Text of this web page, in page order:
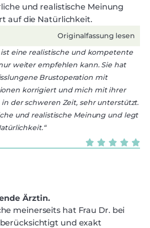
und realistische Meinung
auf die Natürlichkeit.
Originalfassung lesen
ist eine realistische und kompetente
weiter empfehlen kann. Sie hat
Brustoperation mit
korrigiert und mich mit ihrer
der schweren Zeit, sehr unterstützt.
und realistische Meinung und legt
Ärztin.
meinerseits hat Frau Dr. bei
berücksichtigt und exakt